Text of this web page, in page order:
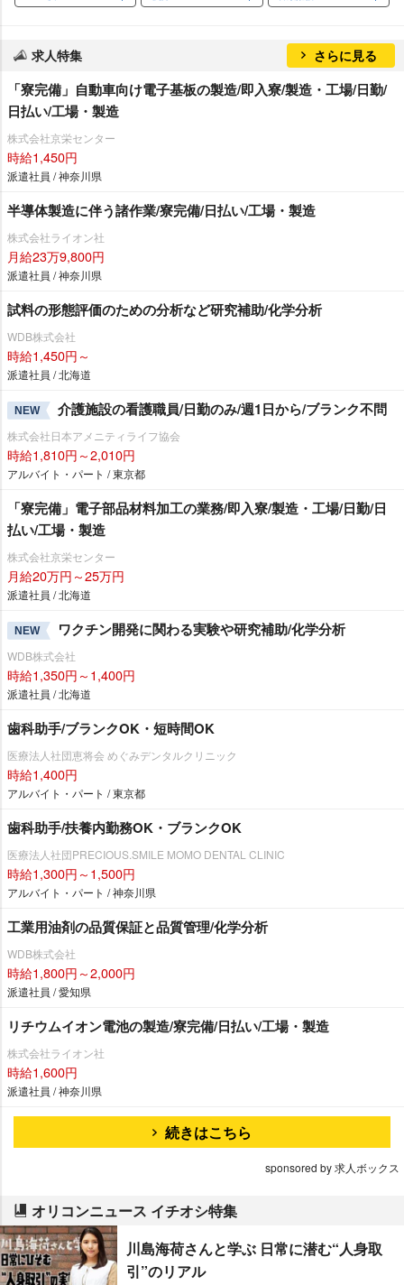
求人特集 さらに見る
「寮完備」自動車向け電子基板の製造/即入寮/製造・工場/日勤/
日払い/工場・製造
株式会社京栄センター
時給1,450円
派遣社員 / 神奈川県
半導体製造に伴う諸作業/寮完備/日払い/工場・製造
株式会社ライオン社
月給23万9,800円
派遣社員 / 神奈川県
試料の形態評価のための分析など研究補助/化学分析
WDB株式会社
時給1,450円～
派遣社員 / 北海道
NEW 介護施設の看護職員/日勤のみ/週1日から/ブランク不問
株式会社日本アメニティライフ協会
時給1,810円～2,010円
アルバイト・パート / 東京都
「寮完備」電子部品材料加工の業務/即入寮/製造・工場/日勤/日
払い/工場・製造
株式会社京栄センター
月給20万円～25万円
派遣社員 / 北海道
NEW ワクチン開発に関わる実験や研究補助/化学分析
WDB株式会社
時給1,350円～1,400円
派遣社員 / 北海道
歯科助手/ブランクOK・短時間OK
医療法人社団恵将会 めぐみデンタルクリニック
時給1,400円
アルバイト・パート / 東京都
歯科助手/扶養内勤務OK・ブランクOK
医療法人社団PRECIOUS.SMILE MOMO DENTAL CLINIC
時給1,300円～1,500円
アルバイト・パート / 神奈川県
工業用油剤の品質保証と品質管理/化学分析
WDB株式会社
時給1,800円～2,000円
派遣社員 / 愛知県
リチウムイオン電池の製造/寮完備/日払い/工場・製造
株式会社ライオン社
時給1,600円
派遣社員 / 神奈川県
続きはこちら
sponsored by 求人ボックス
オリコンニュース イチオシ特集
川島海荷さんと学ぶ 日常に潜む“人身取
引”のリアル